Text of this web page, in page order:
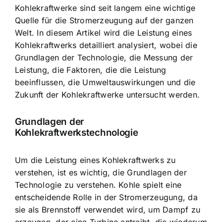
Kohlekraftwerke sind seit langem eine wichtige
Quelle für die Stromerzeugung auf der ganzen
Welt. In diesem Artikel wird die Leistung eines
Kohlekraftwerks detailliert analysiert, wobei die
Grundlagen der Technologie, die Messung der
Leistung, die Faktoren, die die Leistung
beeinflussen, die Umweltauswirkungen und die
Zukunft der Kohlekraftwerke untersucht werden.
Grundlagen der
Kohlekraftwerkstechnologie
Um die Leistung eines Kohlekraftwerks zu
verstehen, ist es wichtig, die Grundlagen der
Technologie zu verstehen. Kohle spielt eine
entscheidende Rolle in der Stromerzeugung, da
sie als Brennstoff verwendet wird, um Dampf zu